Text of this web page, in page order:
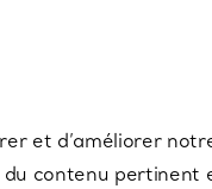
et d’améliorer
contenu pertinent